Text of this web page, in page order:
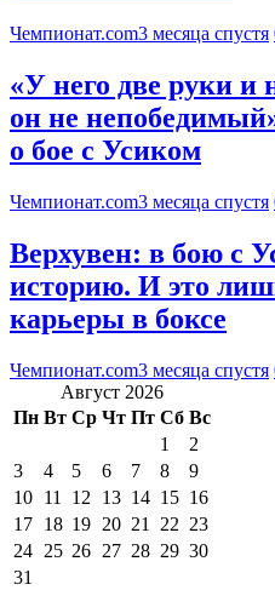
Чемпионат.com3 месяца спустя
«У него две руки и
он не
о бое с Усиком
Чемпионат.com3 месяца спустя
Верхувен: в бою с
историю. И это
карьеры в боксе
Чемпионат.com3 месяца спустя
Август 2026
Пн Вт Ср Чт Пт Сб Вс
1
2
3
4 5 6 7 8
9
10 11 12 13 14 15 16
17 18 19 20 21 22 23
24 25 26 27 28 29 30
31